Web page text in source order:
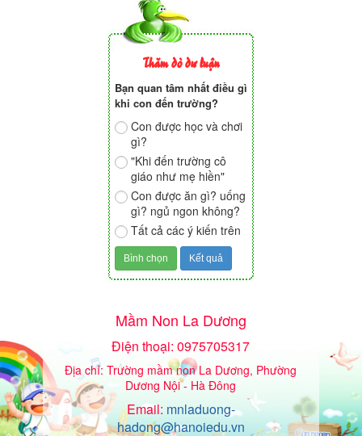
Thăm dò dư luận
Bạn quan tâm nhất điều gì
khi con đến trường?
Con được học và chơi
gì?
"Khi đến trường cô
giáo như mẹ hiền"
Con được ăn gì? uống
gì? ngủ ngon không?
Tất cả các ý kiến trên
Mầm Non La Dương
Điện thoại: 0975705317
Địa chỉ: Trường mầm non La Dương, Phường
Dương Nội - Hà Đông
Email: mnladuong-
hadong@hanoiedu.vn